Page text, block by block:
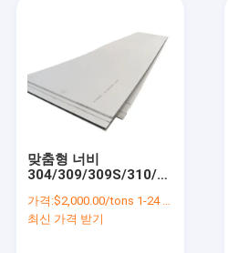
맞춤형 너비
304/309/309S/310/310S/
거울
가격:$2,000.00/tons 1-24 tons
최신 가격 받기